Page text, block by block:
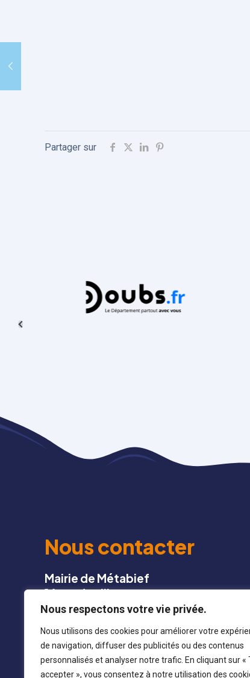
Nous respectons votre vie privée.
Nous utilisons des cookies pour améliorer votre
de navigation, diffuser des publicités ou des contenus
personnalisés et analyser notre trafic. En cliquant sur «
accepter », vous consentez à notre utilisation des
Partager sur
Nous contacter
Mairie de Métabief
16 rue du village
25 370 METABIEF
03 81 49 13 22
mairie@metabief.fr